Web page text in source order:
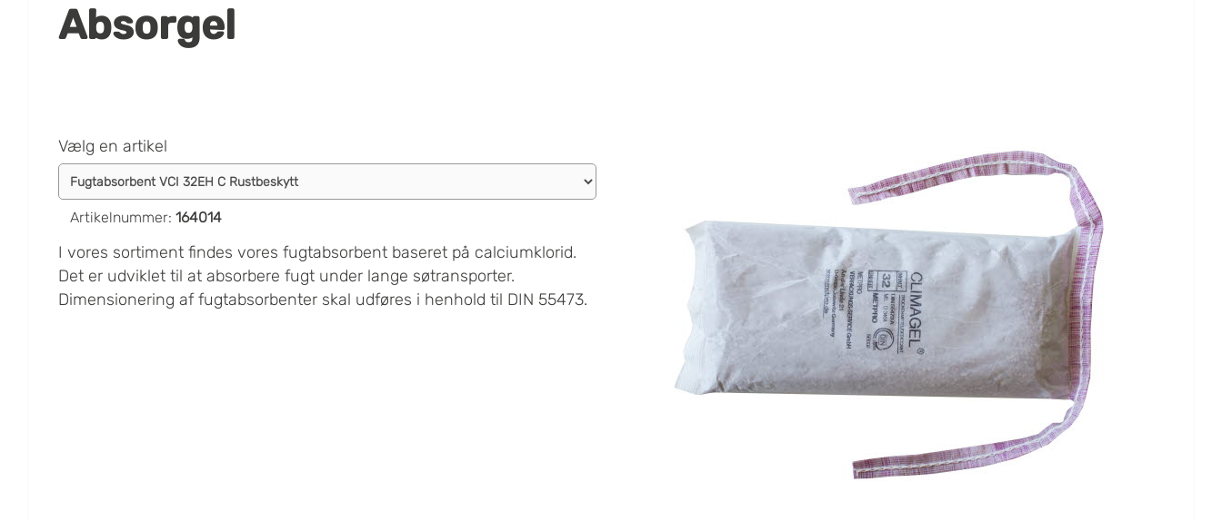
Absorgel
Vælg en artikel
Artikelnummer: 164014
I vores sortiment findes vores fugtabsorbent baseret på calciumklorid.
Det er udviklet til at absorbere fugt under lange søtransporter.
Dimensionering af fugtabsorbenter skal udføres i henhold til DIN 55473.